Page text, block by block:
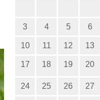
3 4 5 6
10 11 12 13
17 18 19 20
24 25 26 27